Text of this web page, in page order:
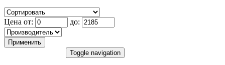
Цена от: до:
Применить
Toggle navigation